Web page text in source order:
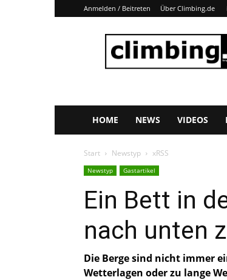
Anmelden / Beitreten Über Climbing.de
Climbing.de
HOME NEWS VIDEOS
Start Newstyp xRSS
Newstyp Gastartikel
Ein Bett in
nach unten
Die Berge sind nicht immer
Wetterlagen oder zu lange